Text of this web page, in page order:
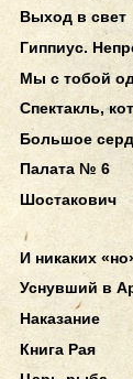
Выход в свет
Гиппиус.
Мы с тобой
Спектакль,
Большое
Палата № 6
Шостакович
И никаких
Уснувший в
Наказание
Книга Рая